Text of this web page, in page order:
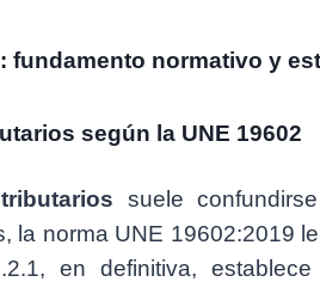
fundamento normativo y
según la UNE 19602
suele
la norma UNE 19602:2019
en definitiva,